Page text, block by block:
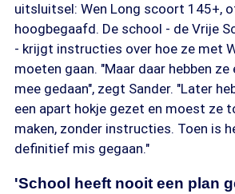
uitsluitsel: Wen Long scoort 145+,
hoogbegaafd. De school - de Vrije
- krijgt instructies over hoe ze met
moeten gaan. "Maar daar hebben
mee gedaan", zegt Sander. "Later
een apart hokje gezet en moest ze
maken, zonder instructies. Toen is
definitief mis gegaan."
'School heeft nooit een plan